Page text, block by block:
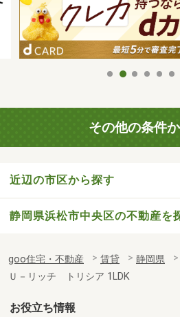
その他の条件
近辺の市区から探す
静岡県浜松市中央区の不動産を
goo住宅・不動産 賃貸 静岡県
Ｕ－リッチ トリシア 1LDK
お役立ち情報